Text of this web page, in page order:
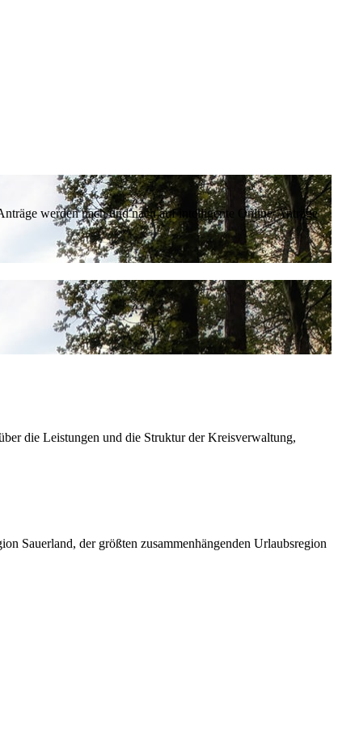
werden nach und nach auf intelligente Online-Anträge
die Leistungen und die Struktur der Kreisverwaltung,
Sauerland, der größten zusammenhängenden Urlaubsregion